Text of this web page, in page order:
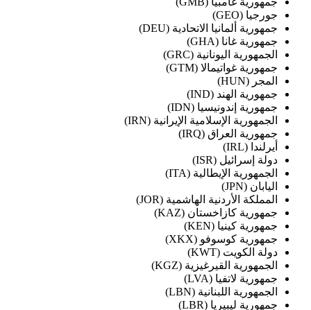
جورجيا (GEO)
جمهورية ألمانيا الاتحادية (DEU)
جمهورية غانا (GHA)
الجمهورية اليونانية (GRC)
جمهورية غواتيمالا (GTM)
المجر (HUN)
جمهورية الهند (IND)
جمهورية إندونيسيا (IDN)
الجمهورية الإسلامية الإيرانية (IRN)
جمهورية العراق (IRQ)
أيرلندا (IRL)
دولة إسرائيل (ISR)
الجمهورية الإيطالية (ITA)
اليابان (JPN)
المملكة الأردنية الهاشمية (JOR)
جمهورية كازاخستان (KAZ)
جمهورية كينيا (KEN)
جمهورية كوسوفو (XKX)
دولة الكويت (KWT)
الجمهورية القيرغيزية (KGZ)
جمهورية لاتفيا (LVA)
الجمهورية اللبنانية (LBN)
جمهورية ليبيريا (LBR)